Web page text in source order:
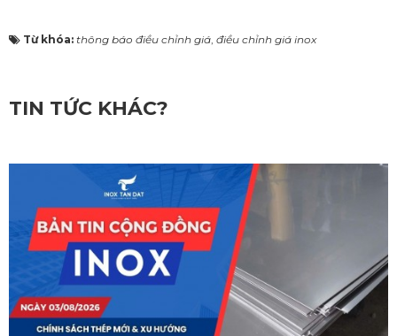
Từ khóa: thông báo điều chỉnh giá, điều chỉnh giá inox
TIN TỨC KHÁC?